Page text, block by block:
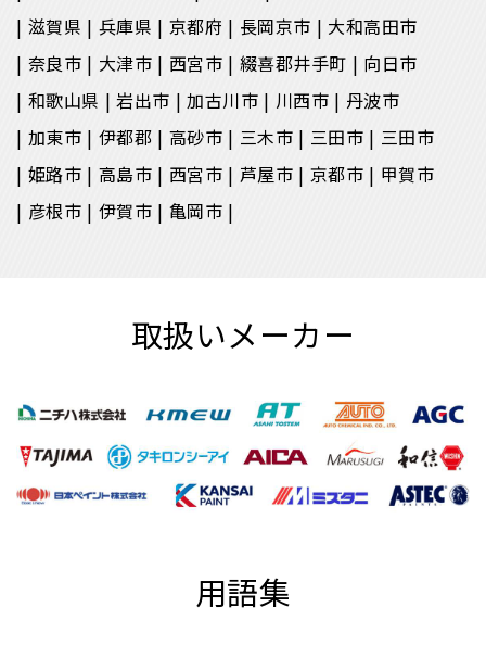
滋賀県
兵庫県 京都府 長岡京市
大和高田市
奈良市
大津市 西宮市 綴喜郡井手町
向日市
和歌山県
岩出市 加古川市 川西市
丹波市
加東市
伊都郡 高砂市 三木市 三田市
三田市
姫路市
高島市 西宮市 芦屋市 京都市
甲賀市
彦根市
伊賀市 亀岡市
取扱いメーカー
用語集